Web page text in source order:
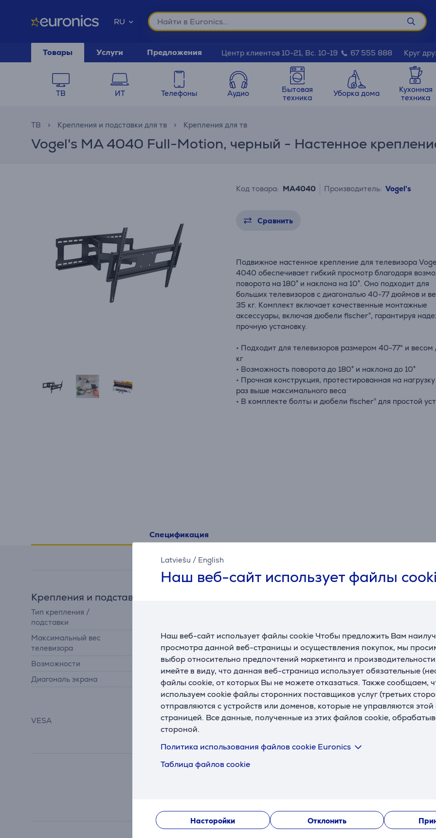
Latviešu / English
Наш веб-сайт использует файлы
Наш веб-сайт использует файлы cookie Чтобы предложить Вам
просмотра данной веб-страницы и осуществления покупок, мы
выбор относительно предпочтений маркетинга и
имейте в виду, что данная веб-страница использует обязательные
файлы cookie, от которых Вы не можете отказаться. Также сообщаем,
используем cookie файлы сторонних поставщиков услуг (третьих
отправляются с устройств или доменов, которые не управляются
страницей. Все данные, полученные из этих файлов cookie,
стороной.
Политика использования файлов cookie Euronics
Таблица файлов cookie
Насторойки Отклонить
RU
Товары Услуги Предложения Центр клиентов 10-21, Вс. 10-19 67 555 888 Круг
ТВ ИТ Телефоны Аудио
Бытовая
техника
Уборка дома
Кухонная
техника
ТВ Крепления и подставки для тв Крепления для тв
Vogel's MA 4040 Full-Motion, черный - Настенное
Код товара: MA4040 Производитель: Vogel's
Сравнить
Подвижное настенное крепление для телевизора
4040 обеспечивает гибкий просмотр благодаря
поворота на 180° и наклона на 10°. Оно подходит для
больших телевизоров с диагональю 40-77 дюймов и
35 кг. Комплект включает качественные монтажные
аксессуары, включая дюбели fischer®, гарантируя
прочную установку.
• Подходит для телевизоров размером 40-77" и весом
кг
• Возможность поворота до 180° и наклона до 10°
• Прочная конструкция, протестированная на
раз выше максимального веса
• В комплекте болты и дюбели fischer® для простой
Спецификация
Крепления и подставки
Тип крепления /
подставки
Максимальный вес
телевизора
Возможности
наклон, поворот
Диагональ экрана
от 40 до 77 "
VESA
100x100, 200x100,
200x200, 300x200,
300x300, 400x300,
400x400, 600x400,
400x200, 600x200,
600x300
Отзывы